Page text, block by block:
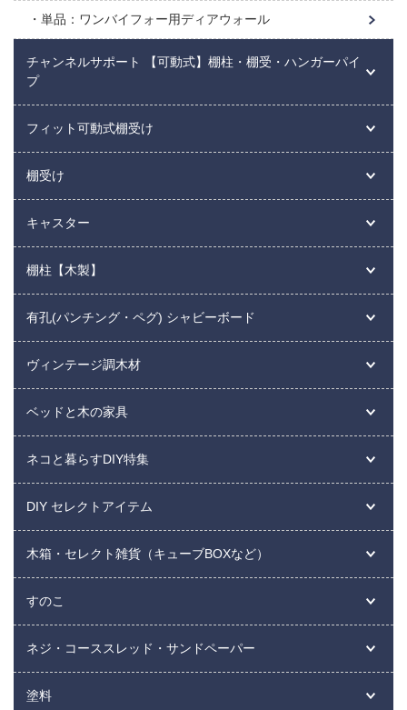
単品：ワンバイフォー用ディアウォール
チャンネルサポート 【可動式】棚柱・棚受・ハンガーパイ
プ
フィット可動式棚受け
棚受け
キャスター
棚柱【木製】
有孔(パンチング・ペグ) シャビーボード
ヴィンテージ調木材
ベッドと木の家具
ネコと暮らすDIY特集
DIY セレクトアイテム
木箱・セレクト雑貨（キューブBOXなど）
すのこ
ネジ・コーススレッド・サンドペーパー
塗料